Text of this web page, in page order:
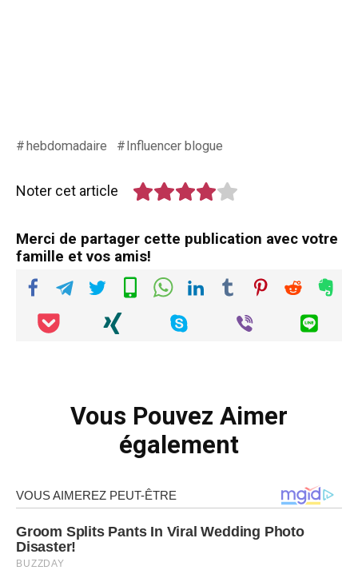
hebdomadaire Influencer blogue
Noter cet article
Merci de partager cette publication avec votre
famille et vos amis!
Vous Pouvez Aimer
également